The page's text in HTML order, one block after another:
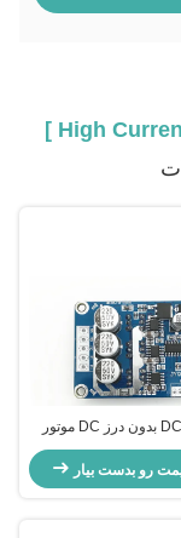
500 ولت DC بدون درز DC موتور
درایو، اثر هال 24 ولت DC کنترل
سرعت موتور
رو بدست بیار